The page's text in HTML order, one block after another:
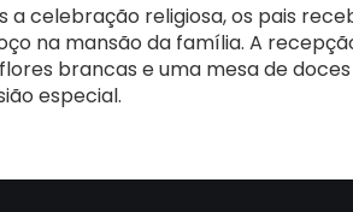
a celebração religiosa, os pais
na mansão da família. A
brancas e uma mesa de
especial.